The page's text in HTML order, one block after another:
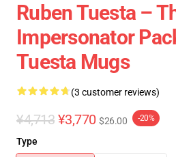
Ruben Tuesta –
Impersonator
Tuesta Mugs
(3 customer reviews)
¥4,713 ¥3,770 $26.00 -20%
Type